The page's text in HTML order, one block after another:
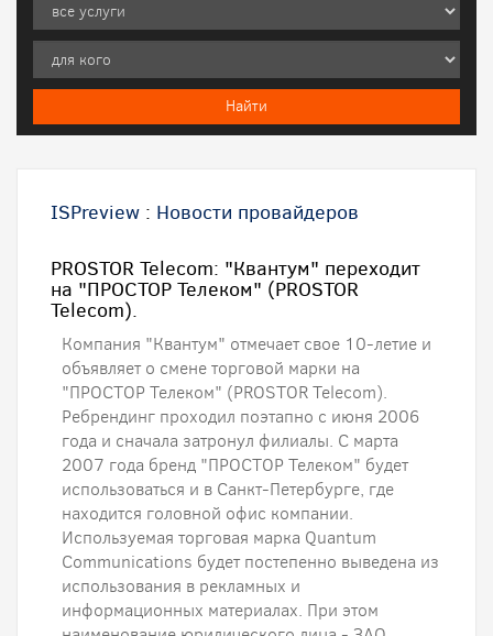
ISPreview : Новости провайдеров
PROSTOR Telecom: "Квантум" переходит
на "ПРОСТОР Телеком" (PROSTOR
Telecom).
Компания "Квантум" отмечает свое 10-летие и
объявляет о смене торговой марки на
"ПРОСТОР Телеком" (PROSTOR Telecom).
Ребрендинг проходил поэтапно с июня 2006
года и сначала затронул филиалы. С марта
2007 года бренд "ПРОСТОР Телеком" будет
использоваться и в Санкт-Петербурге, где
находится головной офис компании.
Используемая торговая марка Quantum
Communications будет постепенно выведена из
использования в рекламных и
информационных материалах. При этом